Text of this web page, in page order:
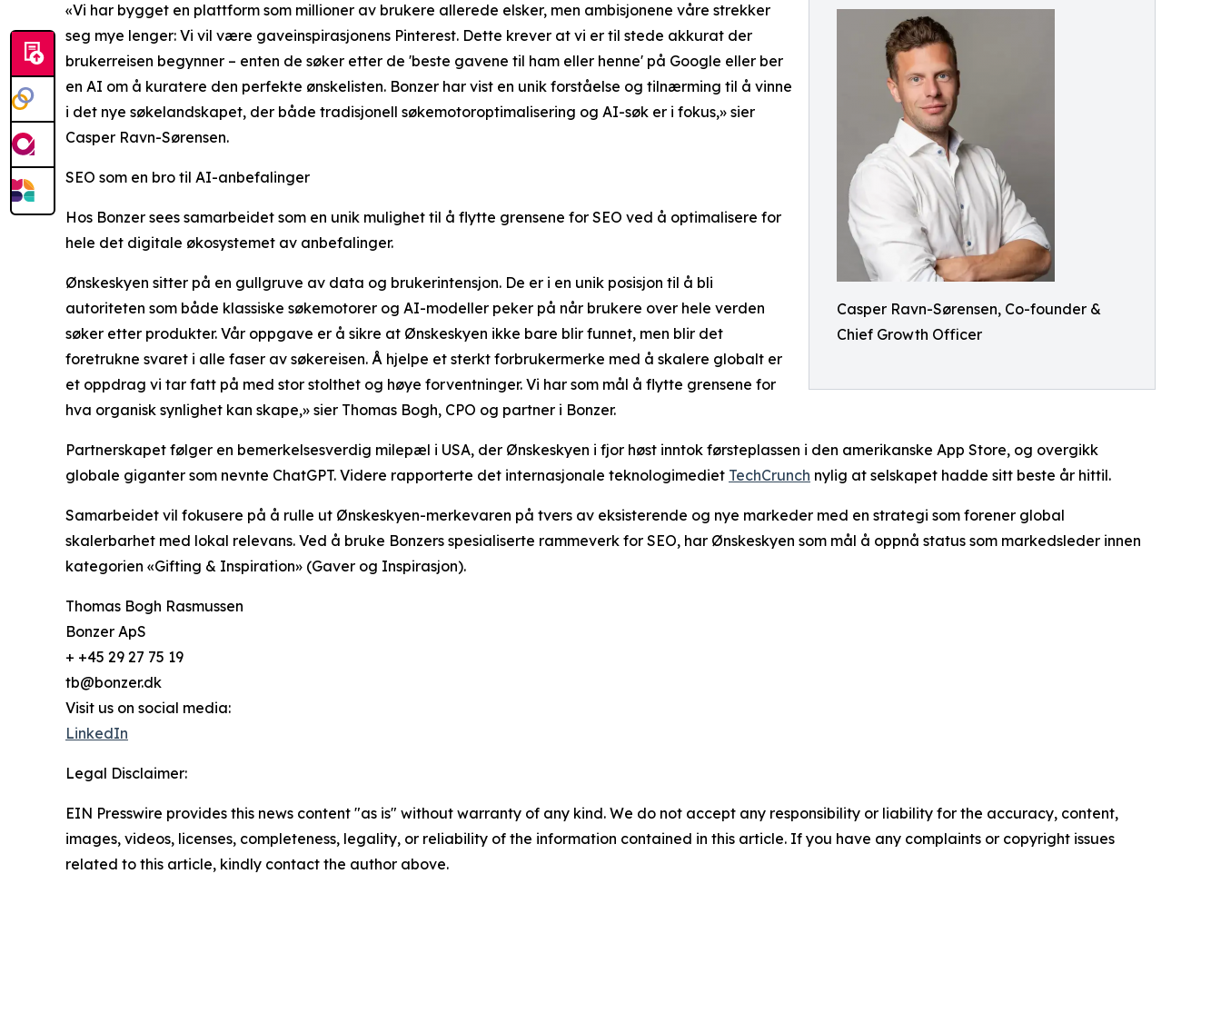
Casper Ravn-Sørensen, Co-founder &
Chief Growth Officer
«Vi har bygget en plattform som millioner av brukere allerede elsker, men ambisjonene våre strekker
seg mye lenger: Vi vil være gaveinspirasjonens Pinterest. Dette krever at vi er til stede akkurat der
brukerreisen begynner – enten de søker etter de 'beste gavene til ham eller henne' på Google eller ber
en AI om å kuratere den perfekte ønskelisten. Bonzer har vist en unik forståelse og tilnærming til å vinne
i det nye søkelandskapet, der både tradisjonell søkemotoroptimalisering og AI-søk er i fokus,» sier
Casper Ravn-Sørensen.
SEO som en bro til AI-anbefalinger
Hos Bonzer sees samarbeidet som en unik mulighet til å flytte grensene for SEO ved å optimalisere for
hele det digitale økosystemet av anbefalinger.
Ønskeskyen sitter på en gullgruve av data og brukerintensjon. De er i en unik posisjon til å bli
autoriteten som både klassiske søkemotorer og AI-modeller peker på når brukere over hele verden
søker etter produkter. Vår oppgave er å sikre at Ønskeskyen ikke bare blir funnet, men blir det
foretrukne svaret i alle faser av søkereisen. Å hjelpe et sterkt forbrukermerke med å skalere globalt er
et oppdrag vi tar fatt på med stor stolthet og høye forventninger. Vi har som mål å flytte grensene for
hva organisk synlighet kan skape,» sier Thomas Bogh, CPO og partner i Bonzer.
Partnerskapet følger en bemerkelsesverdig milepæl i USA, der Ønskeskyen i fjor høst inntok førsteplassen i den amerikanske App Store, og overgikk
globale giganter som nevnte ChatGPT. Videre rapporterte det internasjonale teknologimediet TechCrunch nylig at selskapet hadde sitt beste år hittil.
Samarbeidet vil fokusere på å rulle ut Ønskeskyen-merkevaren på tvers av eksisterende og nye markeder med en strategi som forener global
skalerbarhet med lokal relevans. Ved å bruke Bonzers spesialiserte rammeverk for SEO, har Ønskeskyen som mål å oppnå status som markedsleder innen
kategorien «Gifting & Inspiration» (Gaver og Inspirasjon).
Thomas Bogh Rasmussen
Bonzer ApS
+ +45 29 27 75 19
tb@bonzer.dk
Visit us on social media:
LinkedIn
Legal Disclaimer:
EIN Presswire provides this news content "as is" without warranty of any kind. We do not accept any responsibility or liability for the accuracy, content,
images, videos, licenses, completeness, legality, or reliability of the information contained in this article. If you have any complaints or copyright issues
related to this article, kindly contact the author above.